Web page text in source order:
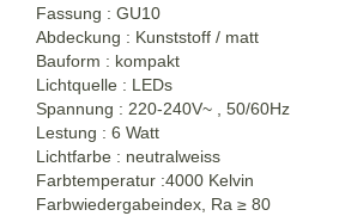
Fassung : GU10
Abdeckung : Kunststoff / matt
Bauform : kompakt
Lichtquelle : LEDs
Spannung : 220-240V~ , 50/60Hz
Lestung : 6 Watt
Lichtfarbe : neutralweiss
Farbtemperatur :4000 Kelvin
Farbwiedergabeindex, Ra ≥ 80